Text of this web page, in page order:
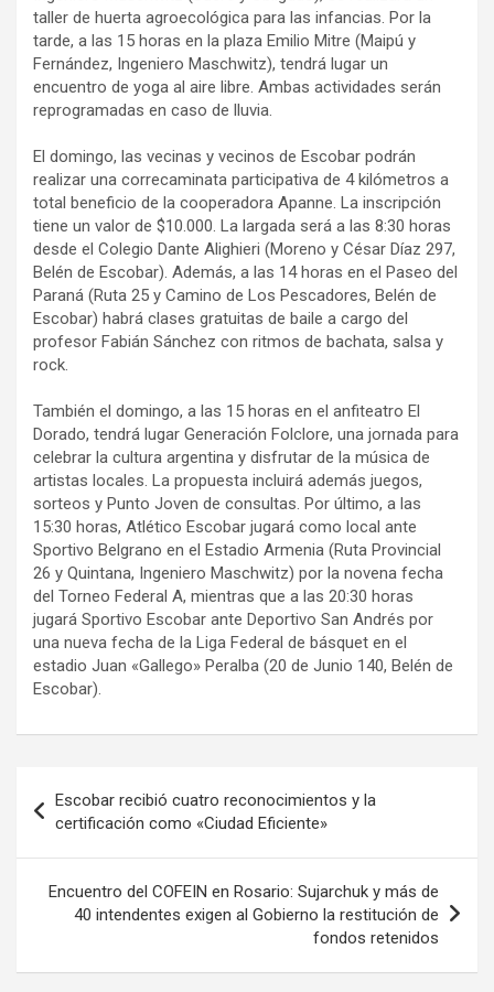
taller de huerta agroecológica para las infancias. Por la
tarde, a las 15 horas en la plaza Emilio Mitre (Maipú y
Fernández, Ingeniero Maschwitz), tendrá lugar un
encuentro de yoga al aire libre. Ambas actividades serán
reprogramadas en caso de lluvia.
El domingo, las vecinas y vecinos de Escobar podrán
realizar una correcaminata participativa de 4 kilómetros a
total beneficio de la cooperadora Apanne. La inscripción
tiene un valor de $10.000. La largada será a las 8:30 horas
desde el Colegio Dante Alighieri (Moreno y César Díaz 297,
Belén de Escobar). Además, a las 14 horas en el Paseo del
Paraná (Ruta 25 y Camino de Los Pescadores, Belén de
Escobar) habrá clases gratuitas de baile a cargo del
profesor Fabián Sánchez con ritmos de bachata, salsa y
rock.
También el domingo, a las 15 horas en el anfiteatro El
Dorado, tendrá lugar Generación Folclore, una jornada para
celebrar la cultura argentina y disfrutar de la música de
artistas locales. La propuesta incluirá además juegos,
sorteos y Punto Joven de consultas. Por último, a las
15:30 horas, Atlético Escobar jugará como local ante
Sportivo Belgrano en el Estadio Armenia (Ruta Provincial
26 y Quintana, Ingeniero Maschwitz) por la novena fecha
del Torneo Federal A, mientras que a las 20:30 horas
jugará Sportivo Escobar ante Deportivo San Andrés por
una nueva fecha de la Liga Federal de básquet en el
estadio Juan «Gallego» Peralba (20 de Junio 140, Belén de
Escobar).
de
entradas
Escobar recibió cuatro reconocimientos y la
certificación como «Ciudad Eficiente»
Encuentro del COFEIN en Rosario: Sujarchuk y más de
40 intendentes exigen al Gobierno la restitución de
fondos retenidos